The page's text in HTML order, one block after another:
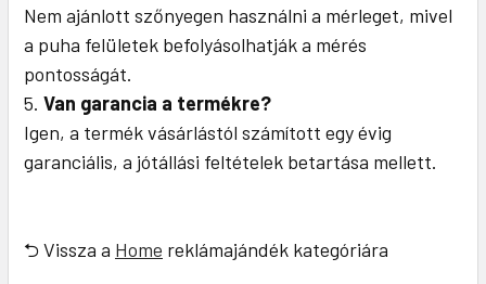
Nem ajánlott szőnyegen használni a mérleget, mivel
a puha felületek befolyásolhatják a mérés
pontosságát.
Van garancia a termékre?
Igen, a termék vásárlástól számított egy évig
garanciális, a jótállási feltételek betartása mellett.
⮌ Vissza a Home reklámajándék kategóriára